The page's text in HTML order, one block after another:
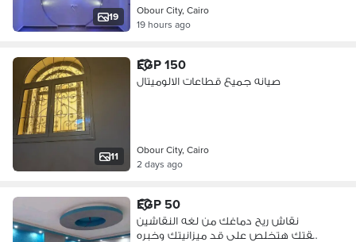
19
Obour City, Cairo
19 hours ago
11
EGP 150
صيانه جميع قطاعات الالوميتال
Obour City, Cairo
2 days ago
EGP 50
نقاش ريح دماغك من لغه النقاشين
شقتك هتخلص على قد ميزانيتك وخبره